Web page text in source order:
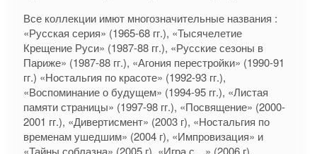
Все коллекции имют многозначительные названия :
«Русская серия» (1965-68 гг.), «Тысячелетие
Крещение Руси» (1987-88 гг.), «Русские сезоны в
Париже» (1987-88 гг.), «Агония перестройки» (1990-91
гг.) «Ностальгия по красоте» (1992-93 гг.),
«Воспоминание о будущем» (1994-95 гг.), «Листая
памяти страницы» (1997-98 гг.), «Посвящение» (2000-
2001 гг.), «Дивертисмент» (2003 г), «Ностальгия по
временам ушедшим» (2004 г), «Импровизация» и
«Тайны соблазна» (2005 г), «Игра с…» (2006 г),